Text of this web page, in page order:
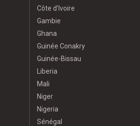
Côte d’Ivoire
Gambie
Ghana
Guinée Conakry
Guinée-Bissau
Liberia
Mali
Niger
Nigeria
Sénégal